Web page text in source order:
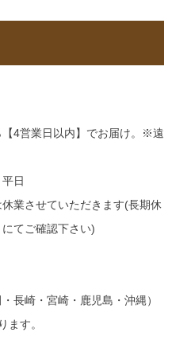
4営業日以内】でお届け。※遠
日
業させていただきます(長期休
てご確認下さい)
長崎・宮崎・鹿児島・沖縄）
ます。